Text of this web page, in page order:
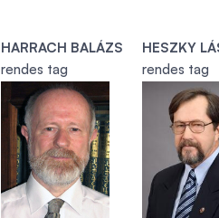
HARRACH BALÁZS
rendes tag
HESZKY
rendes tag